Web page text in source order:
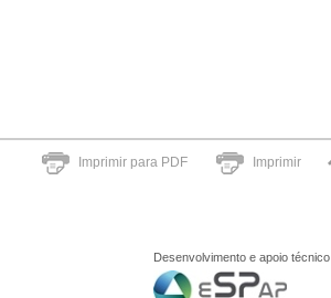
Imprimir para PDF Imprimir
Desenvolvimento e apoio técnico